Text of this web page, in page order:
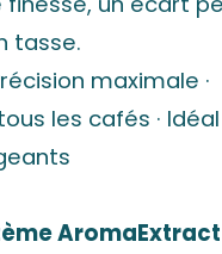
tasse.
maximale ·
les cafés ·
AromaExtract